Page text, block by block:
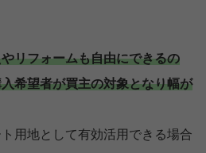
リフォームも自由にできるの
希望者が買主の対象となり幅が
用地として有効活用できる場合